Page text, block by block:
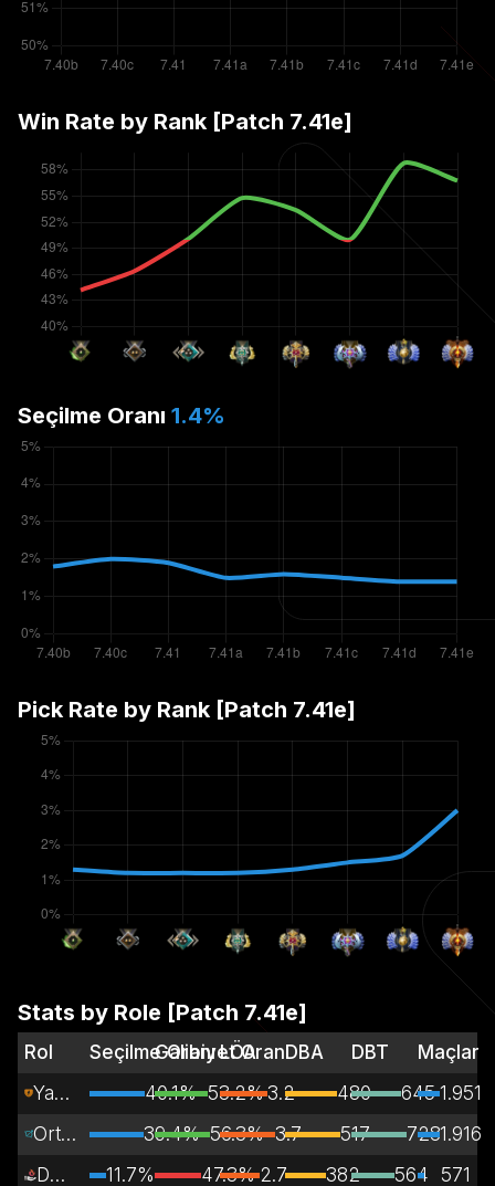
Win Rate by Rank [Patch 7.41e]
Seçilme Oranı 1.4%
Pick Rate by Rank [Patch 7.41e]
Stats by Role [Patch 7.41e]
Rol Seçilme OranıGalibiyet Oranı
LÖA DBA DBT
Maçlar
Yan Kulvar
40.1% 53.2% 3.2 480 645 1.951
Orta Kulvar
39.4% 56.3% 3.7 517 7281.916
Destek
11.7% 47.3% 2.7 382 564
571